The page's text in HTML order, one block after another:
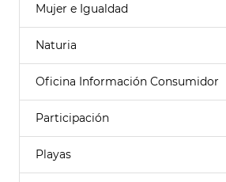
Mujer e Igualdad
Naturia
Oficina Información Consumidor
Participación
Playas